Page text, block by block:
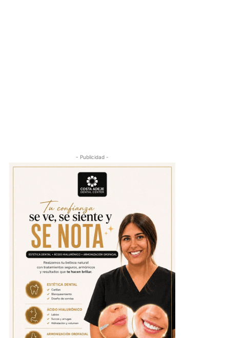
- Publicidad -